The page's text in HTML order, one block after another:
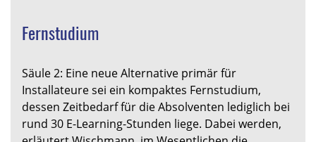
Fernstudium
Säule 2: Eine neue Alternative primär für
Installateure sei ein kompaktes Fernstudium,
dessen Zeitbedarf für die Absolventen lediglich bei
rund 30 E-Learning-Stunden liege. Dabei werden,